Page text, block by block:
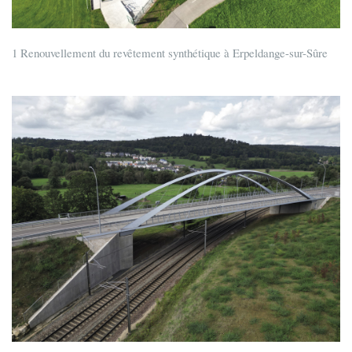
1 Renouvellement du revêtement synthétique à Erpeldange-sur-Sûre